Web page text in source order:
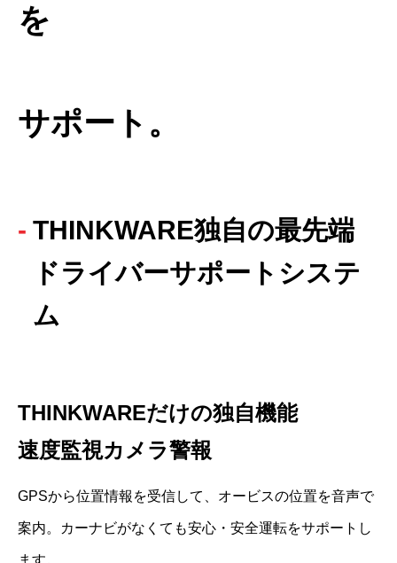
を
サポート。
THINKWARE独自の最先端
ドライバーサポートシステ
ム
THINKWAREだけの独自機能
速度監視カメラ警報
GPSから位置情報を受信して、オービスの位置を音声で
案内。カーナビがなくても安心・安全運転をサポートし
ます。